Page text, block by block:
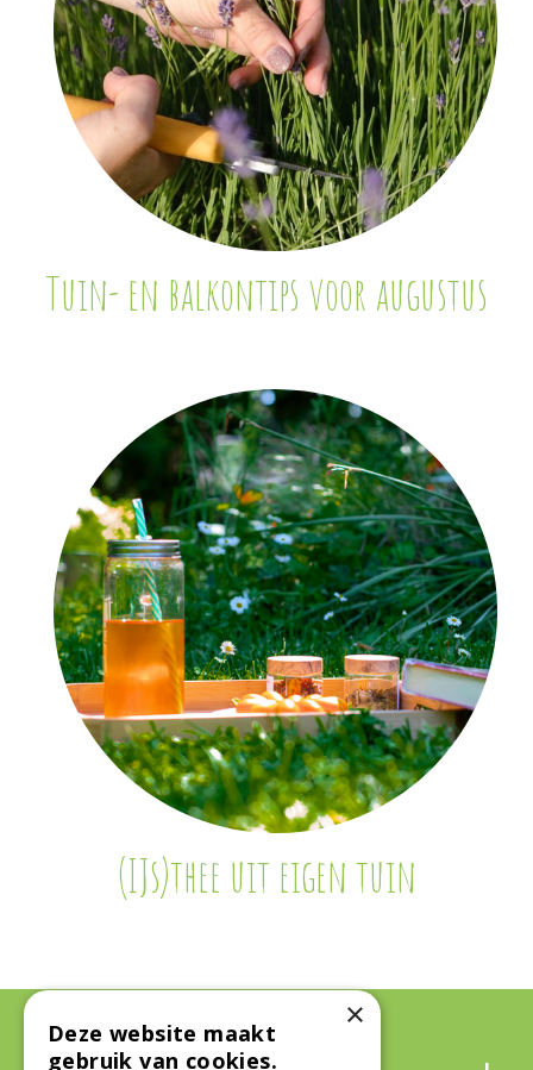
Tuin- en balkontips voor augustus
(IJs)thee uit eigen tuin
×
Deze website maakt
gebruik van cookies.